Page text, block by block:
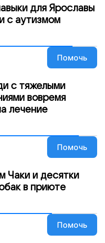
для Ярославы
с аутизмом
Помочь
с тяжелыми
вовремя
лечение
Помочь
Чаки и десятки
в приюте
Помочь